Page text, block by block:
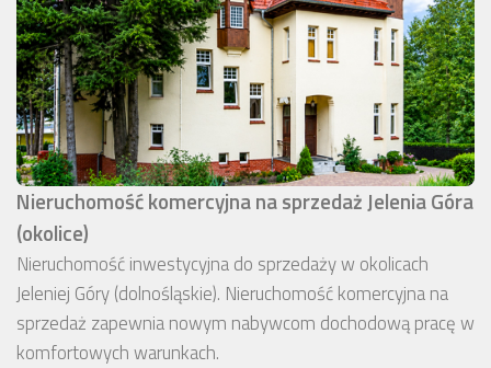
Nieruchomość komercyjna na sprzedaż Jelenia Góra
(okolice)
Nieruchomość inwestycyjna do sprzedaży w okolicach
Jeleniej Góry (dolnośląskie). Nieruchomość komercyjna na
sprzedaż zapewnia nowym nabywcom dochodową pracę w
komfortowych warunkach.